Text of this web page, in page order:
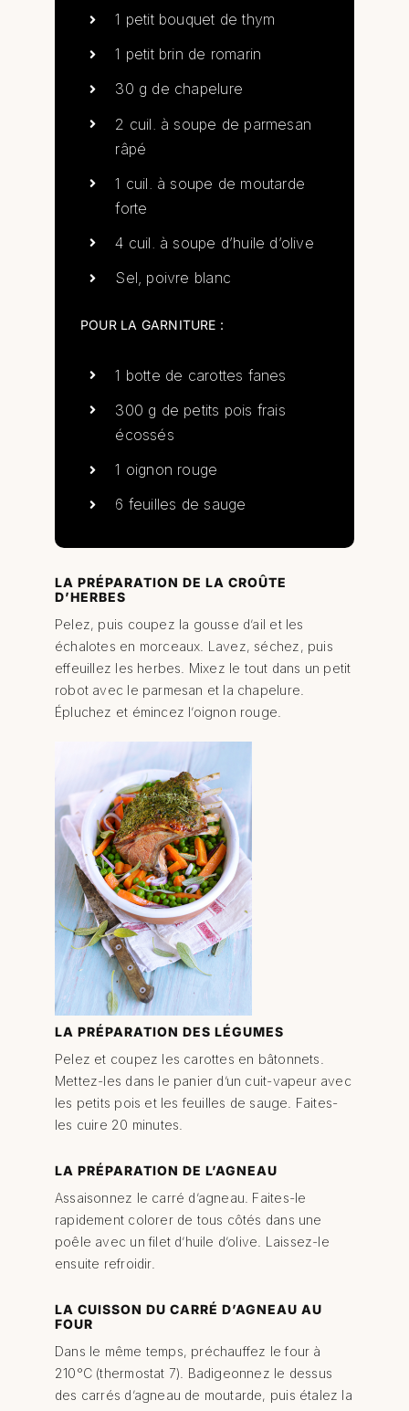
1 petit bouquet de thym
1 petit brin de romarin
30 g de chapelure
2 cuil. à soupe de parmesan
râpé
1 cuil. à soupe de moutarde
forte
4 cuil. à soupe d’huile d’olive
Sel, poivre blanc
POUR LA GARNITURE :
1 botte de carottes fanes
300 g de petits pois frais
écossés
1 oignon rouge
6 feuilles de sauge
LA PRÉPARATION DE LA CROÛTE
D’HERBES
Pelez, puis coupez la gousse d’ail et les
échalotes en morceaux. Lavez, séchez, puis
effeuillez les herbes. Mixez le tout dans un petit
robot avec le parmesan et la chapelure.
Épluchez et émincez l’oignon rouge.
LA PRÉPARATION DES LÉGUMES
Pelez et coupez les carottes en bâtonnets.
Mettez-les dans le panier d’un cuit-vapeur avec
les petits pois et les feuilles de sauge. Faites-
les cuire 20 minutes.
LA PRÉPARATION DE L’AGNEAU
Assaisonnez le carré d’agneau. Faites-le
rapidement colorer de tous côtés dans une
poêle avec un filet d’huile d’olive. Laissez-le
ensuite refroidir.
LA CUISSON DU CARRÉ D’AGNEAU AU
FOUR
Dans le même temps, préchauffez le four à
210°C (thermostat 7). Badigeonnez le dessus
des carrés d’agneau de moutarde, puis étalez la